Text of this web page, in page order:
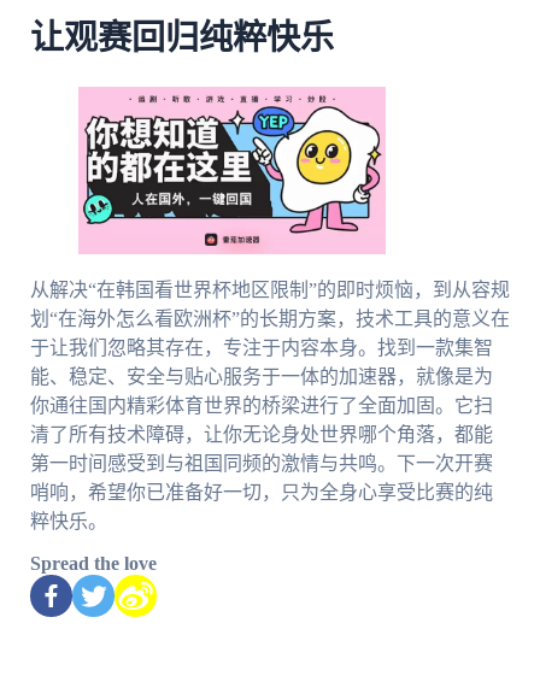
让观赛回归纯粹快乐
从解决“在韩国看世界杯地区限制”的即时烦恼，到从容规
划“在海外怎么看欧洲杯”的长期方案，技术工具的意义在
于让我们忽略其存在，专注于内容本身。找到一款集智
能、稳定、安全与贴心服务于一体的加速器，就像是为
你通往国内精彩体育世界的桥梁进行了全面加固。它扫
清了所有技术障碍，让你无论身处世界哪个角落，都能
第一时间感受到与祖国同频的激情与共鸣。下一次开赛
哨响，希望你已准备好一切，只为全身心享受比赛的纯
粹快乐。
Spread the love